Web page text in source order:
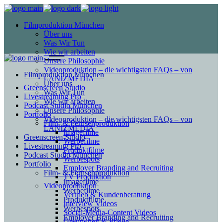
Filmproduktion München
Über uns
Was Wir Tun
Wie wir arbeiten
Unsere Philosophie
Videoproduktion – die wichtigsten FAQs – von
LANIZMEDIA
Greenscreen Studio
Livestreaming Pro
Podcast Studio München
Portfolio
Film- & Fernsehproduktion
Imagefilme
Werbefilme
Produktfilme
Werbespots
Employer Branding and Recruiting
TV Produktion
Videoproduktion
Vertrieb & Kundenberatung
Interview Videos
Social-Media-Content Videos
Filmproduktion München
Über uns
Was Wir Tun
Wie wir arbeiten
Unsere Philosophie
Videoproduktion – die wichtigsten FAQs – von
LANIZMEDIA
Greenscreen Studio
Livestreaming Pro
Podcast Studio München
Portfolio
Film- & Fernsehproduktion
Imagefilme
Werbefilme
Produktfilme
Werbespots
Employer Branding and Recruiting